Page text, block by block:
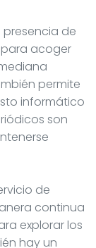
presencia de
acoger
permite
informático
son
de
continua
explorar los
hay un